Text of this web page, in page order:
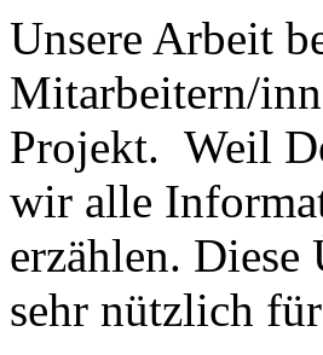
Unsere Arbeit
Mitarbeitern/
Projekt. Weil
wir alle
erzählen.
sehr nützlich